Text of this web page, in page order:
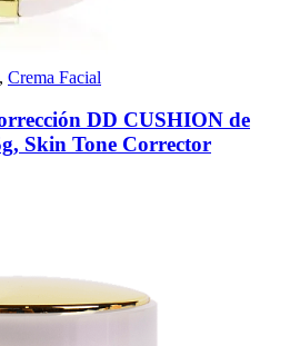
, Crema Facial
DD CUSHION de
Skin Tone Corrector